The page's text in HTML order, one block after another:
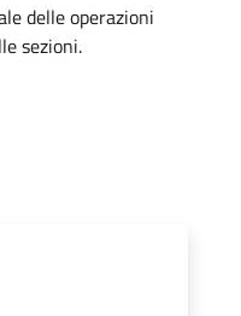
delle operazioni
sezioni.